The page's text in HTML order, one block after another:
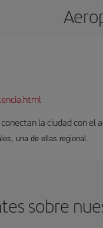
la ciudad con
una de ellas regional.
sobre